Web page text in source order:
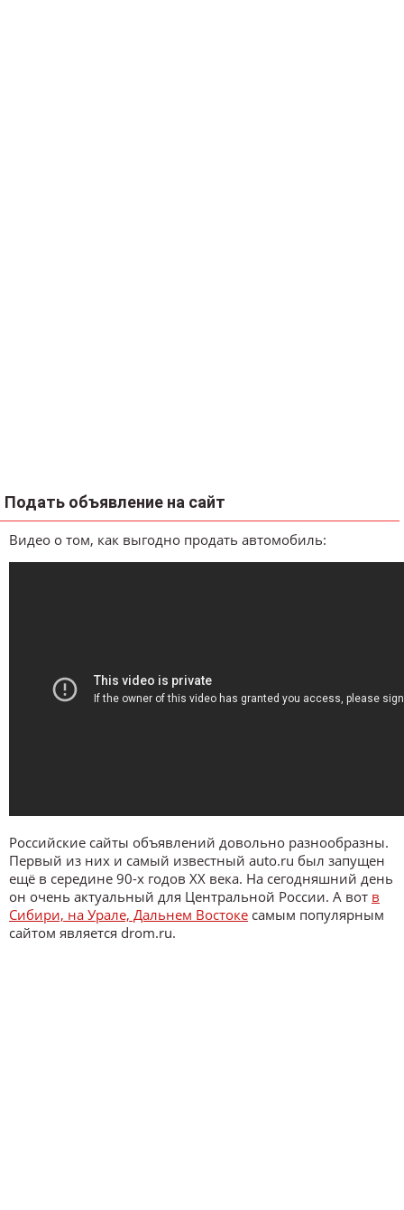
Подать объявление на сайт
Видео о том, как выгодно продать автомобиль:
Российские сайты объявлений довольно разнообразны.
Первый из них и самый известный auto.ru был запущен
ещё в середине 90-х годов XX века. На сегодняшний день
он очень актуальный для Центральной России. А вот в
Сибири, на Урале, Дальнем Востоке самым популярным
сайтом является drom.ru.